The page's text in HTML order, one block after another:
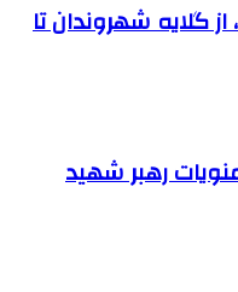
گلایه شهروندان تا
رهبر شهید